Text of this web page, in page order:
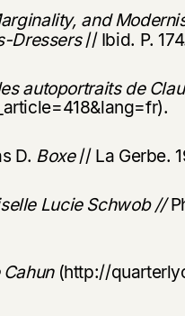
and
Dressers// Ibid. P.
autoportraits de
D. Boxe// La Gerbe.
Lucie Schwob //
(http://